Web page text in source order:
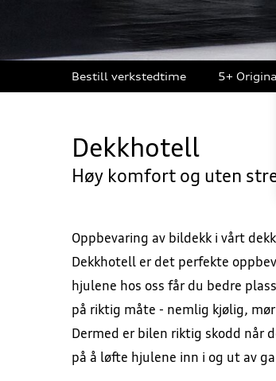
Bestill verkstedtime 5+
Dekkhotell
Høy komfort og uten
Oppbevaring av bildekk i vårt
Dekkhotell er det perfekte
hjulene hos oss får du bedre
på riktig måte - nemlig kjølig,
Dermed er bilen riktig skodd når
på å løfte hjulene inn i og ut av